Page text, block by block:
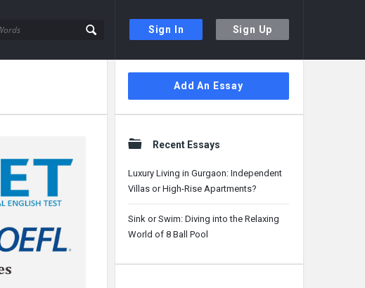
Sign In Sign Up
Sidebar
Add An Essay
Recent Essays
Luxury Living in Gurgaon: Independent
Villas or High-Rise Apartments?
Sink or Swim: Diving into the Relaxing
World of 8 Ball Pool